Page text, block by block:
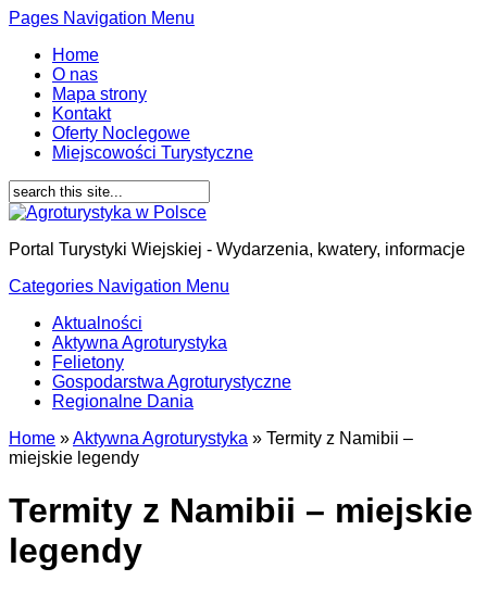
Pages Navigation Menu
Home
O nas
Mapa strony
Kontakt
Oferty Noclegowe
Miejscowości Turystyczne
Portal Turystyki Wiejskiej - Wydarzenia, kwatery, informacje
Categories Navigation Menu
Aktualności
Aktywna Agroturystyka
Felietony
Gospodarstwa Agroturystyczne
Regionalne Dania
Home »Aktywna Agroturystyka » Termity z Namibii –
miejskie legendy
Termity z Namibii – miejskie
legendy